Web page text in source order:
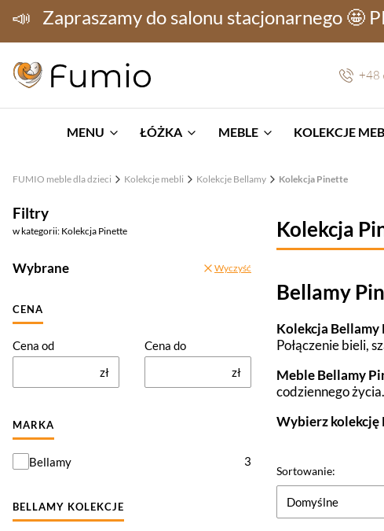
📣 Zapraszamy do salonu stacjonarnego 🤩
+48
MENU ŁÓŻKA MEBLE KOLEKCJE
FUMIO meble dla dzieci Kolekcje mebli Kolekcje Bellamy Kolekcja Pinette
Filtry
w kategorii: Kolekcja Pinette
Wybrane Wyczyść
CENA
Cena od
zł
Cena do
zł
MARKA
Marka
Bellamy 3
BELLAMY KOLEKCJE
Kolekcja
Bellamy
Kolekcja
Połączenie bieli,
Meble Bellamy
codziennego życia.
Wybierz kolekcję
Lista
Sortowanie:
Domyślne